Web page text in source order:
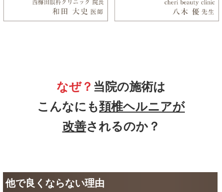
なぜ？ 当院の施術は
こんなにも頚椎ヘルニアが
改善されるのか？
他で良くならない理由